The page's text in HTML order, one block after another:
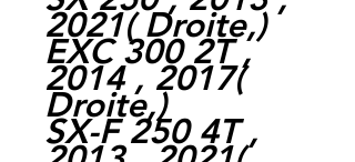
2021(Droite,)
EXC 300 2T ,
2014 , 2017(
Droite,)
SX-F 250 4T ,